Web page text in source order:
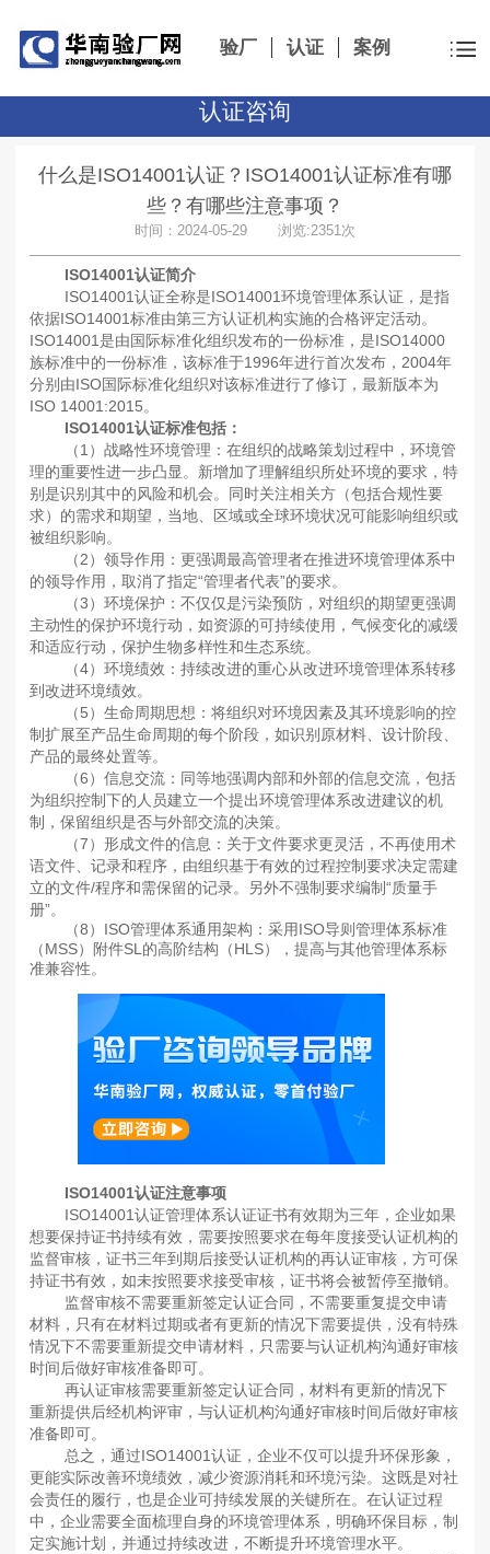
验厂 认证 案例
认证咨询
什么是ISO14001认证？ISO14001认证标准有哪
些？有哪些注意事项？
时间：2024-05-29 浏览:2351次
ISO14001认证简介
ISO14001认证全称是ISO14001环境管理体系认证，是指
依据ISO14001标准由第三方认证机构实施的合格评定活动。
ISO14001是由国际标准化组织发布的一份标准，是ISO14000
族标准中的一份标准，该标准于1996年进行首次发布，2004年
分别由ISO国际标准化组织对该标准进行了修订，最新版本为
ISO 14001:2015。
ISO14001认证标准包括：
（1）战略性环境管理：在组织的战略策划过程中，环境管
理的重要性进一步凸显。新增加了理解组织所处环境的要求，特
别是识别其中的风险和机会。同时关注相关方（包括合规性要
求）的需求和期望，当地、区域或全球环境状况可能影响组织或
被组织影响。
（2）领导作用：更强调最高管理者在推进环境管理体系中
的领导作用，取消了指定“管理者代表”的要求。
（3）环境保护：不仅仅是污染预防，对组织的期望更强调
主动性的保护环境行动，如资源的可持续使用，气候变化的减缓
和适应行动，保护生物多样性和生态系统。
（4）环境绩效：持续改进的重心从改进环境管理体系转移
到改进环境绩效。
（5）生命周期思想：将组织对环境因素及其环境影响的控
制扩展至产品生命周期的每个阶段，如识别原材料、设计阶段、
产品的最终处置等。
（6）信息交流：同等地强调内部和外部的信息交流，包括
为组织控制下的人员建立一个提出环境管理体系改进建议的机
制，保留组织是否与外部交流的决策。
（7）形成文件的信息：关于文件要求更灵活，不再使用术
语文件、记录和程序，由组织基于有效的过程控制要求决定需建
立的文件/程序和需保留的记录。另外不强制要求编制“质量手
册”。
（8）ISO管理体系通用架构：采用ISO导则管理体系标准
（MSS）附件SL的高阶结构（HLS），提高与其他管理体系标
准兼容性。
ISO14001认证注意事项
ISO14001认证管理体系认证证书有效期为三年，企业如果
想要保持证书持续有效，需要按照要求在每年度接受认证机构的
监督审核，证书三年到期后接受认证机构的再认证审核，方可保
持证书有效，如未按照要求接受审核，证书将会被暂停至撤销。
监督审核不需要重新签定认证合同，不需要重复提交申请
材料，只有在材料过期或者有更新的情况下需要提供，没有特殊
情况下不需要重新提交申请材料，只需要与认证机构沟通好审核
时间后做好审核准备即可。
再认证审核需要重新签定认证合同，材料有更新的情况下
重新提供后经机构评审，与认证机构沟通好审核时间后做好审核
准备即可。
总之，通过ISO14001认证，企业不仅可以提升环保形象，
更能实际改善环境绩效，减少资源消耗和环境污染。这既是对社
会责任的履行，也是企业可持续发展的关键所在。在认证过程
中，企业需要全面梳理自身的环境管理体系，明确环保目标，制
定实施计划，并通过持续改进，不断提升环境管理水平。